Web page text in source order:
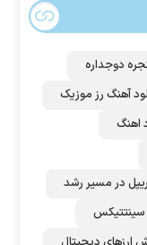
دوجداره
آهنگ رز‌ موزیک
اهنگ
ریپل در مسیر رشد
سینتتیکس